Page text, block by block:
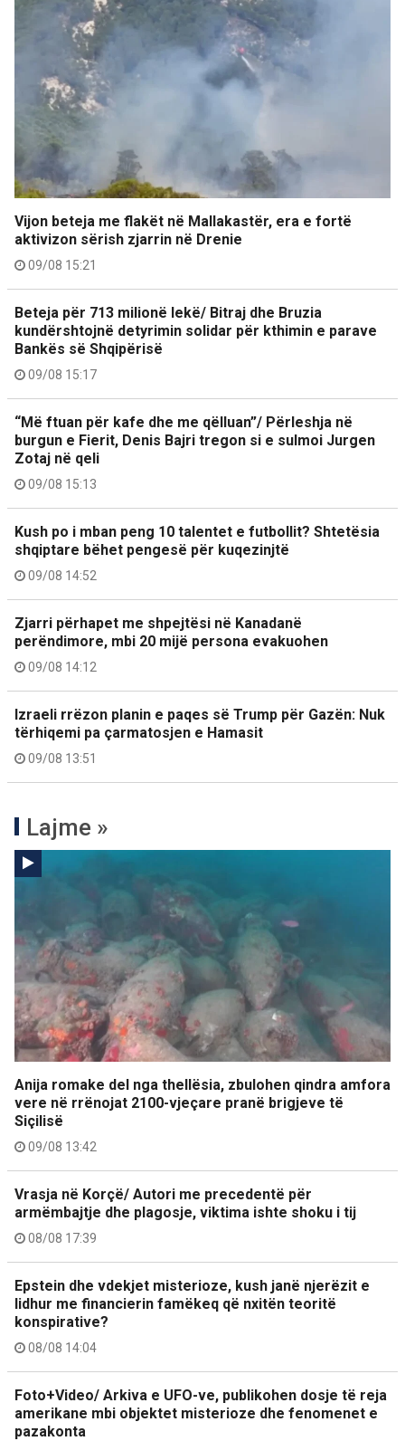
Vijon beteja me flakët në Mallakastër, era e fortë
aktivizon sërish zjarrin në Drenie
09/08 15:21
Beteja për 713 milionë lekë/ Bitraj dhe Bruzia
kundërshtojnë detyrimin solidar për kthimin e parave
Bankës së Shqipërisë
09/08 15:17
“Më ftuan për kafe dhe me qëlluan”/ Përleshja në
burgun e Fierit, Denis Bajri tregon si e sulmoi Jurgen
Zotaj në qeli
09/08 15:13
Kush po i mban peng 10 talentet e futbollit? Shtetësia
shqiptare bëhet pengesë për kuqezinjtë
09/08 14:52
Zjarri përhapet me shpejtësi në Kanadanë
perëndimore, mbi 20 mijë persona evakuohen
09/08 14:12
Izraeli rrëzon planin e paqes së Trump për Gazën: Nuk
tërhiqemi pa çarmatosjen e Hamasit
09/08 13:51
Lajme »
Anija romake del nga thellësia, zbulohen qindra amfora
vere në rrënojat 2100-vjeçare pranë brigjeve të
Siçilisë
09/08 13:42
Vrasja në Korçë/ Autori me precedentë për
armëmbajtje dhe plagosje, viktima ishte shoku i tij
08/08 17:39
Epstein dhe vdekjet misterioze, kush janë njerëzit e
lidhur me financierin famëkeq që nxitën teoritë
konspirative?
08/08 14:04
Foto+Video/ Arkiva e UFO-ve, publikohen dosje të reja
amerikane mbi objektet misterioze dhe fenomenet e
pazakonta